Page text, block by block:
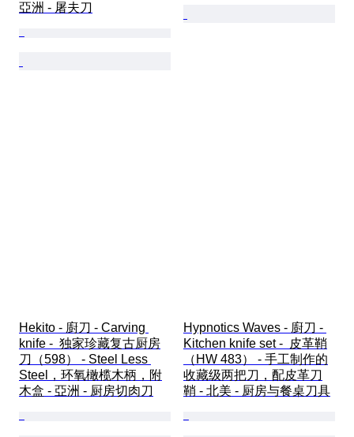
亞洲 - 屠夫刀
Hekito - 廚刀 - Carving
knife -  独家珍藏复古厨房
刀（598） - Steel Less
Steel，环氧橄榄木柄，附
木盒 - 亞洲 - 厨房切肉刀
Hypnotics Waves - 廚刀 -
Kitchen knife set -  皮革鞘
（HW 483） - 手工制作的
收藏级两把刀，配皮革刀
鞘 - 北美 - 厨房与餐桌刀具